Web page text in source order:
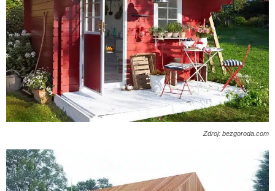
Zdroj: bezgoroda.com